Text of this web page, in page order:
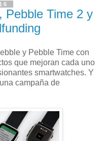
Pebble Time 2 y
y Pebble Time con
que mejoran cada uno
smartwatches. Y
campaña de